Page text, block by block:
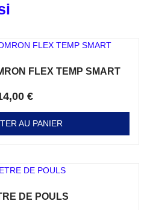
FLEX TEMP SMART
€
AU PANIER
DE POULS